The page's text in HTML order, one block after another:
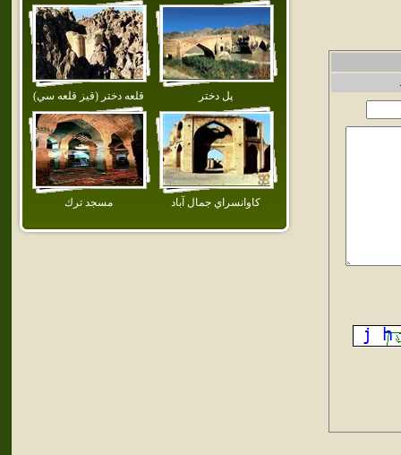
پل دختر قلعه دختر (قيز قلعه سي)
كاوانسراي جمال آباد مسجد ترك